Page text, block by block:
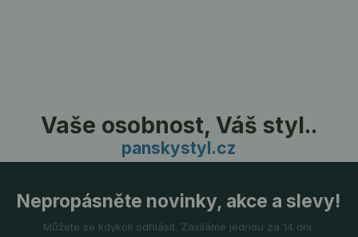
Vaše osobnost, Váš styl..
panskystyl.cz
Nepropásněte novinky, akce a slevy!
Můžete se kdykoli odhlásit. Zasíláme jednou za 14 dní.